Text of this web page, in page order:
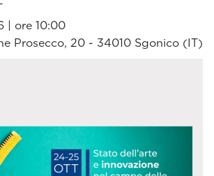
| ore 10:00
Prosecco, 20 - 34010 Sgonico (IT)